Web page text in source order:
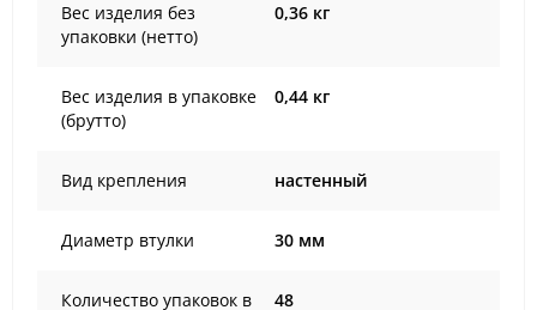
Вес изделия без
упаковки (нетто)
0,36 кг
Вес изделия в упаковке
(брутто)
0,44 кг
Вид крепления настенный
Диаметр втулки 30 мм
Количество упаковок в
48